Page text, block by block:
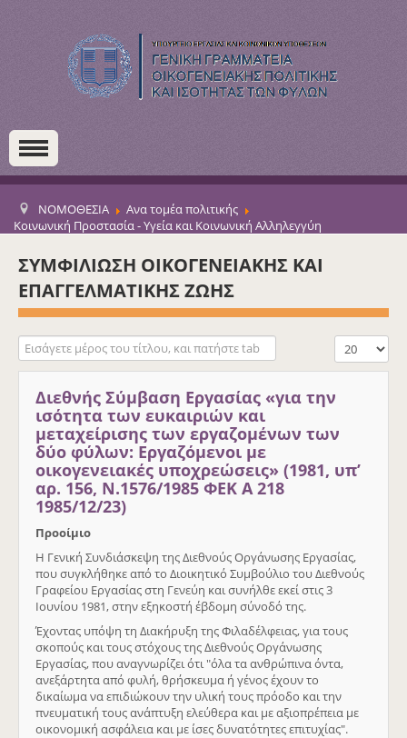
ΝΟΜΟΘΕΣΙΑ
Ανα τομέα πολιτικής
Κοινωνική Προστασία - Υγεία και Κοινωνική Αλληλεγγύη
ΣΥΜΦΙΛΙΩΣΗ ΟΙΚΟΓΕΝΕΙΑΚΗΣ ΚΑΙ
ΕΠΑΓΓΕΛΜΑΤΙΚΗΣ ΖΩΗΣ
Εισάγετε μέρος του τίτλου, και πατήστε tab Εμφάνιση #
Διεθνής Σύμβαση Εργασίας «για την
ισότητα των ευκαιριών και
μεταχείρισης των εργαζομένων των
δύο φύλων: Εργαζόμενοι με
οικογενειακές υποχρεώσεις» (1981, υπ’
αρ. 156, Ν.1576/1985 ΦΕΚ Α 218
1985/12/23)
Προοίμιο
Η Γενική Συνδιάσκεψη της Διεθνούς Οργάνωσης Εργασίας,
που συγκλήθηκε από το Διοικητικό Συμβούλιο του Διεθνούς
Γραφείου Εργασίας στη Γενεύη και συνήλθε εκεί στις 3
Ιουνίου 1981, στην εξηκοστή έβδομη σύνοδό της.
Έχοντας υπόψη τη Διακήρυξη της Φιλαδέλφειας, για τους
σκοπούς και τους στόχους της Διεθνούς Οργάνωσης
Εργασίας, που αναγνωρίζει ότι "όλα τα ανθρώπινα όντα,
ανεξάρτητα από φυλή, θρήσκευμα ή γένος έχουν το
δικαίωμα να επιδιώκουν την υλική τους πρόοδο και την
πνευματική τους ανάπτυξη ελεύθερα και με αξιοπρέπεια με
οικονομική ασφάλεια και με ίσες δυνατότητες επιτυχίας".